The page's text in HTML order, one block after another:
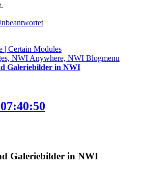
| Certain Modules
NWI Anywhere, NWI Blogmenu
Galeriebilder in NWI
Galeriebilder in NWI